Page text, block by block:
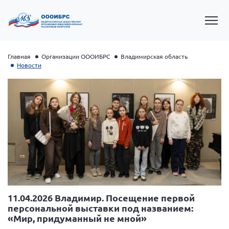
Президент Власов Я.В.
Первый вице-президент Кичигина Н. Ф.
Генеральный директор Матвиевская О.В.
Вице-президент Зрячева Н.В.
Главная Организации ОООИБРС
Владимирская область
Новости
11.04.2026 Владимир. Посещение первой
персональной выставки под названием:
«Мир, придуманный не мной»